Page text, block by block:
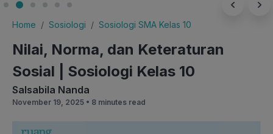
Home Sosiologi Sosiologi SMA Kelas 10
Nilai, Norma, dan Keteraturan
Sosial | Sosiologi Kelas 10
Salsabila Nanda
November 19, 2025 • 8 minutes read